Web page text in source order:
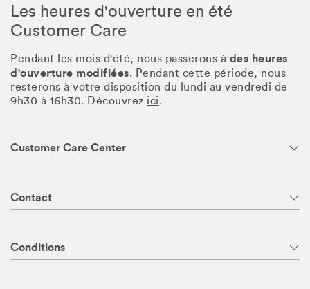
Les heures d'ouverture en été
Customer Care
Pendant les mois d'été, nous passerons à des heures
d'ouverture modifiées. Pendant cette période, nous
resterons à votre disposition du lundi au vendredi de
9h30 à 16h30. Découvrez ici.
Customer Care Center
Contact
Conditions